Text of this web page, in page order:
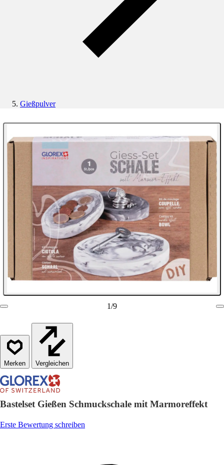
Gießpulver
1/9
Vergleichen
Bastelset Gießen Schmuckschale mit Marmoreffekt
Erste Bewertung schreiben